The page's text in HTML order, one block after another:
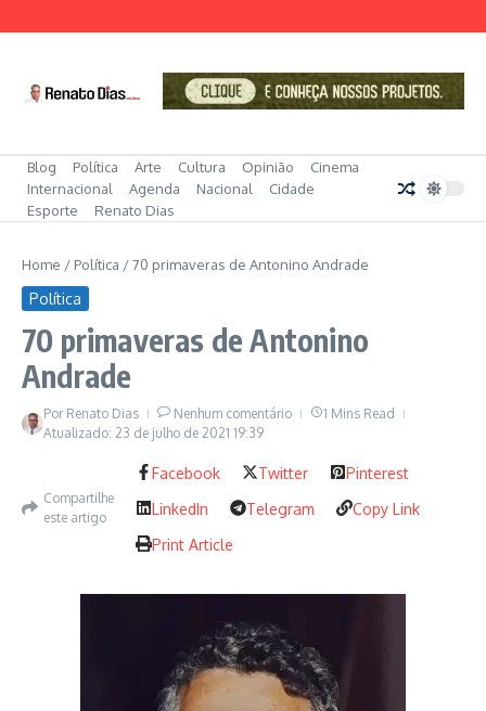
Blog Política Arte Cultura Opinião
Cinema
Internacional
Agenda Nacional
Cidade
Esporte
Renato Dias
Home / Política /70 primaveras de Antonino Andrade
Política
70 primaveras de Antonino
Andrade
Por Renato Dias Nenhum comentário
1 Mins Read
Atualizado: 23 de julho de 2021 19:39
Compartilhe
este artigo
Facebook Twitter
Pinterest
LinkedIn
Telegram
Copy Link
Print Article